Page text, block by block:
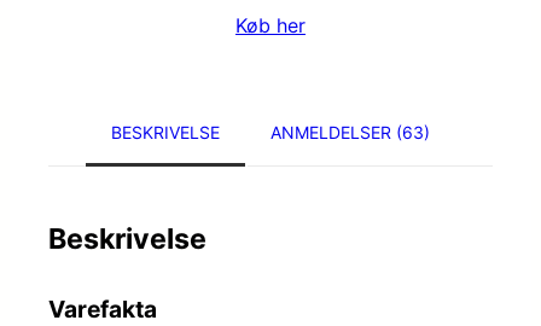
Køb her
BESKRIVELSE ANMELDELSER (63)
Beskrivelse
Varefakta